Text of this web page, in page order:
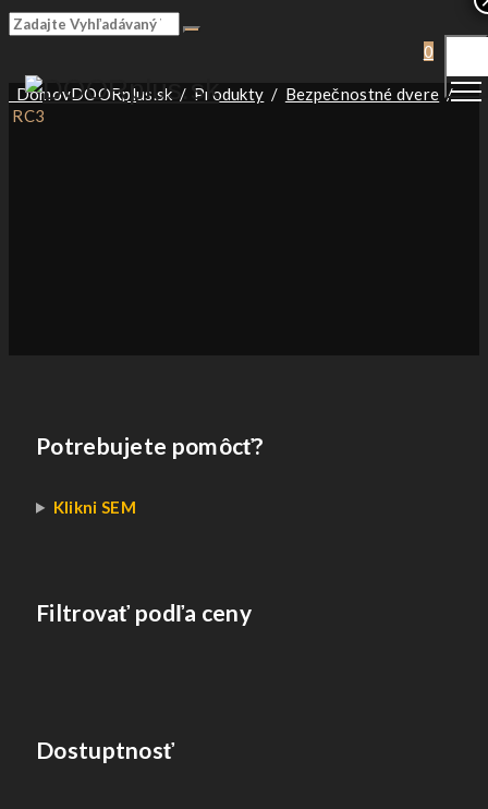
0
DomovDOORplus.sk / Produkty / Bezpečnostné dvere /
RC3
Potrebujete pomôcť?
Klikni SEM
Filtrovať podľa ceny
Dostuptnosť